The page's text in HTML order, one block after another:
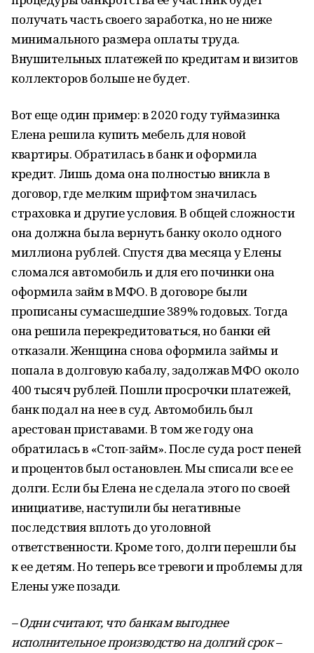
получать часть своего заработка, но не ниже
минимального размера оплаты труда.
Внушительных платежей по кредитам и визитов
коллекторов больше не будет.
Вот еще один пример: в 2020 году туймазинка
Елена решила купить мебель для новой
квартиры. Обратилась в банк и оформила
кредит. Лишь дома она полностью вникла в
договор, где мелким шрифтом значилась
страховка и другие условия. В общей сложности
она должна была вернуть банку около одного
миллиона рублей. Спустя два месяца у Елены
сломался автомобиль и для его починки она
оформила займ в МФО. В договоре были
прописаны сумасшедшие 389% годовых. Тогда
она решила перекредитоваться, но банки ей
отказали. Женщина снова оформила займы и
попала в долговую кабалу, задолжав МФО около
400 тысяч рублей. Пошли просрочки платежей,
банк подал на нее в суд. Автомобиль был
арестован приставами. В том же году она
обратилась в «Стоп-займ». После суда рост пеней
и процентов был остановлен. Мы списали все ее
долги. Если бы Елена не сделала этого по своей
инициативе, наступили бы негативные
последствия вплоть до уголовной
ответственности. Кроме того, долги перешли бы
к ее детям. Но теперь все тревоги и проблемы для
Елены уже позади.
– Одни считают, что банкам выгоднее
исполнительное производство на долгий срок –